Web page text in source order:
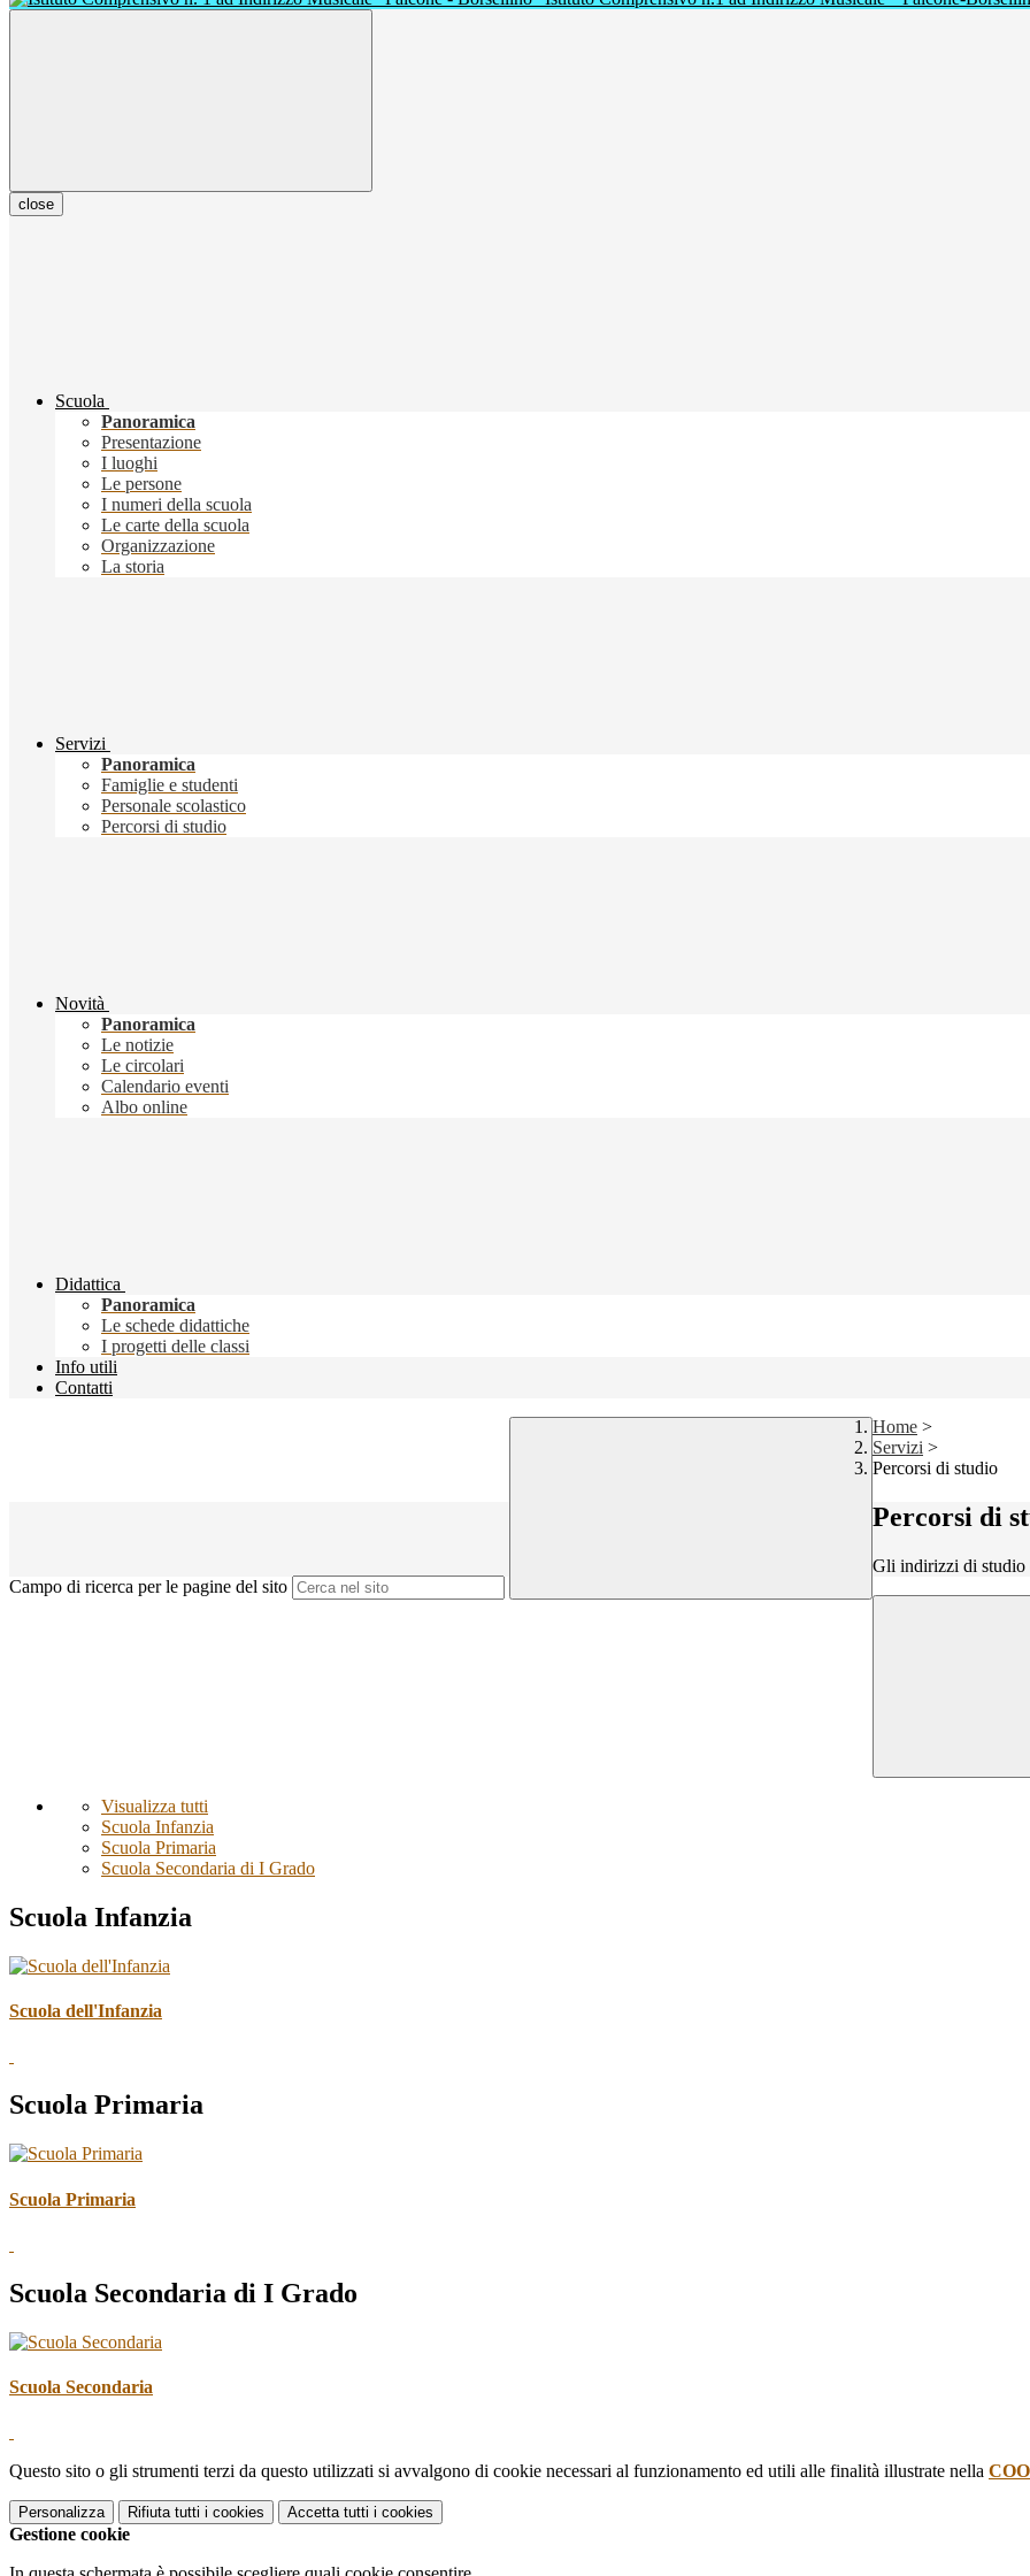
close
Scuola
Panoramica
Presentazione
I luoghi
Le persone
I numeri della scuola
Le carte della scuola
Organizzazione
La storia
Servizi
Panoramica
Famiglie e studenti
Personale scolastico
Percorsi di studio
Novità
Panoramica
Le notizie
Le circolari
Calendario eventi
Albo online
Didattica
Panoramica
Le schede didattiche
I progetti delle classi
Info utili
Contatti
Campo di ricerca per le pagine del sito
Home >
Servizi >
Percorsi di studio
Percorsi di
Gli indirizzi di studio
Visualizza tutti
Scuola Infanzia
Scuola Primaria
Scuola Secondaria di I Grado
Scuola Infanzia
Scuola dell'Infanzia
Scuola Primaria
Scuola Primaria
Scuola Secondaria di I Grado
Scuola Secondaria
Questo sito o gli strumenti terzi da questo utilizzati si avvalgono di cookie necessari al funzionamento ed utili alle finalità illustrate nella
Personalizza Rifiuta tutti i cookies Accetta tutti i cookies
Gestione cookie